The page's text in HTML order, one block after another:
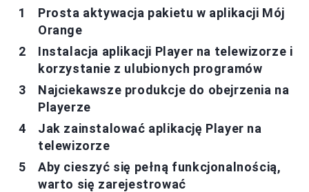
Prosta aktywacja pakietu w aplikacji Mój
Orange
Instalacja aplikacji Player na telewizorze i
korzystanie z ulubionych programów
Najciekawsze produkcje do obejrzenia na
Playerze
Jak zainstalować aplikację Player na
telewizorze
Aby cieszyć się pełną funkcjonalnością,
warto się zarejestrować